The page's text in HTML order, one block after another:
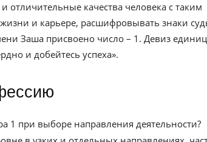
качества человека с таким
и карьере, расшифровывать знаки
Заша присвоено число – 1. Девиз
и добейтесь успеха».
1 при выборе направления деятельности?